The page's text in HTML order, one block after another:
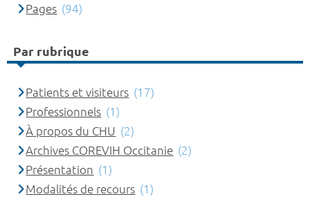
Pages (94)
Par rubrique
Patients et visiteurs (17)
Professionnels (1)
À propos du CHU (2)
Archives COREVIH Occitanie (2)
Présentation (1)
Modalités de recours (1)